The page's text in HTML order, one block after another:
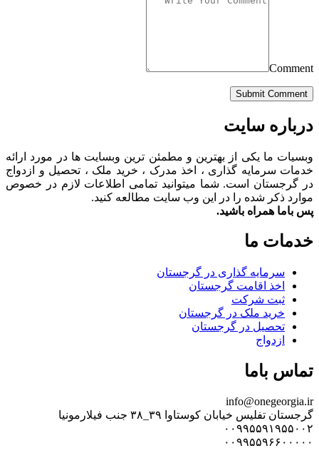
Comment
درباره سایت
وبسیات ما یکی از بهترین و مطمئن ترین وبسایت ها در مورد ارائه
خدمات سرمایه گذاری ، اخذ مدرک ، خرید ملک ، تحصیل و ازدواج
در گرجستان است. شما میتوانید تمامی اطلاعات لازم در خصوص
موارد ذکر شده را در این وب سایت مطالعه کنید.
پس باما همراه باشید.
خدمات ما
سرمایه گذاری در گرجستان
اخذ اقامت گرجستان
ثبت شرکت
خرید ملک در گرجستان
تحصیل در گرجستان
ازدواج
تماس باما
info@onegeorgia.ir
گرجستان تفلیس خیابان کوستاوا ۳۹_۳۸ جنب فیلارمونیا
۰۰۹۹۵۵۹۱۹۵۵۰۰۲
۰۰۹۹۵۵۹۶۶۰۰۰۰۰